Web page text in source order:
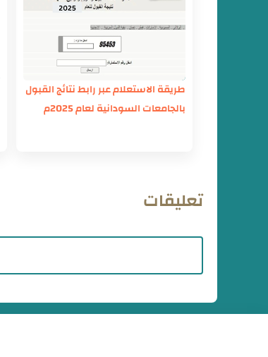
طريقة الاستعلام عبر رابط نتائج القبول
بالجامعات السودانية لعام 2025م
تعليقات